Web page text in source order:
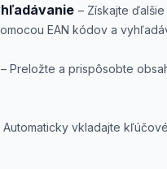
– Získajte
EAN kódov a
– Preložte a prispôsobte
Automaticky vkladajte